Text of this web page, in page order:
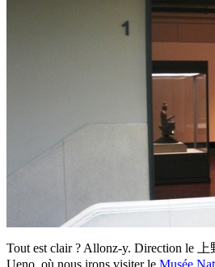
Tout est clair ? Allonz-y. Direction le 上